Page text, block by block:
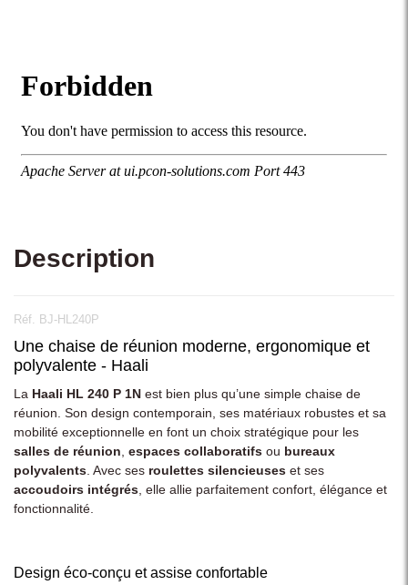
Description
Réf. BJ-HL240P
Une chaise de réunion moderne, ergonomique et
polyvalente - Haali
La Haali HL 240 P 1N est bien plus qu’une simple chaise de
réunion. Son design contemporain, ses matériaux robustes et sa
mobilité exceptionnelle en font un choix stratégique pour les
salles de réunion espaces collaboratifs ou bureaux
polyvalents . Avec ses roulettes silencieuses et ses
accoudoirs intégrés , elle allie parfaitement confort, élégance et
fonctionnalité.
Design éco-conçu et assise confortable